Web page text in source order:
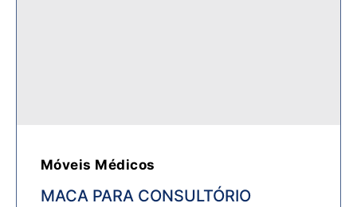
Móveis Médicos
MACA PARA CONSULTÓRIO